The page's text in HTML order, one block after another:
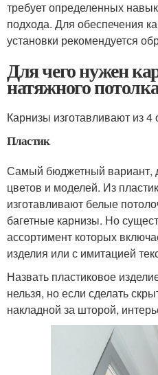
требует определенных
подхода. Для обеспечения
установки рекомендуется
Для чего нужен
натяжного
Карнизы изготавливают из
Пластик
Самый бюджетный вариант,
цветов и моделей. Из
изготавливают белые
багетные карнизы. Но
ассортимент которых
изделия или с имитацией
Назвать пластиковое
нельзя, но если сделать
накладной за шторой,